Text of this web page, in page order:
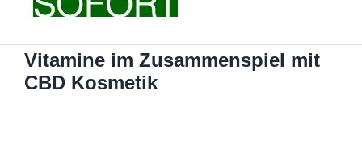
Vitamine im Zusammenspiel mit
CBD Kosmetik